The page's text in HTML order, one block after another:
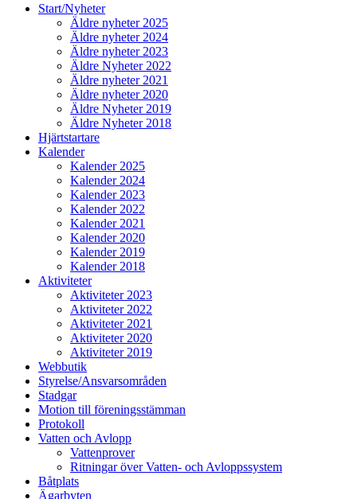
Start/Nyheter
Äldre nyheter 2025
Äldre nyheter 2024
Äldre nyheter 2023
Äldre Nyheter 2022
Äldre nyheter 2021
Äldre nyheter 2020
Äldre Nyheter 2019
Äldre Nyheter 2018
Hjärtstartare
Kalender
Kalender 2025
Kalender 2024
Kalender 2023
Kalender 2022
Kalender 2021
Kalender 2020
Kalender 2019
Kalender 2018
Aktiviteter
Aktiviteter 2023
Aktiviteter 2022
Aktiviteter 2021
Aktiviteter 2020
Aktiviteter 2019
Webbutik
Styrelse/Ansvarsområden
Stadgar
Motion till föreningsstämman
Protokoll
Vatten och Avlopp
Vattenprover
Ritningar över Vatten- och Avloppssystem
Båtplats
Ägarbyten